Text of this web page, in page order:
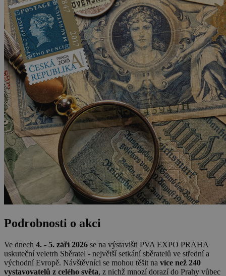
Podrobnosti o akci
Ve dnech 4. - 5. září 2026 se na výstavišti PVA EXPO PRAHA
uskuteční veletrh Sběratel - největší setkání sběratelů ve střední a
východní Evropě. Návštěvníci se mohou těšit na více než 240
vystavovatelů z celého světa, z nichž mnozí dorazí do Prahy vůbec